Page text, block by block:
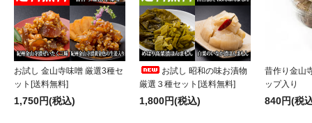
お試し 金山寺味噌 厳選3種セ
ット[送料無料]
1,750円(税込)
お試し 昭和の味お漬物
厳選３種セット[送料無料]
1,800円(税込)
昔作り金山
ップ入り
840円(税